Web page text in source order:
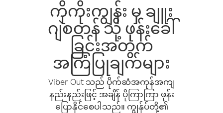
ကိုကိုးကျွန်း မှ ချူး
ဂျဲစတန် သို့ ဖုန်းခေါ်
ခြင်းအတွက်
အကြံပြုချက်များ
Viber Out သည် ပိုက်ဆံအကုန်အကျ
နည်းနည်းဖြင့် အချိန် ပိုကြာကြာ ဖုန်း
ပြောနိုင်စေပါသည်။ ကျွန်ုပ်တို့၏